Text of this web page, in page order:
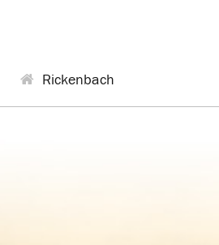
Rickenbach